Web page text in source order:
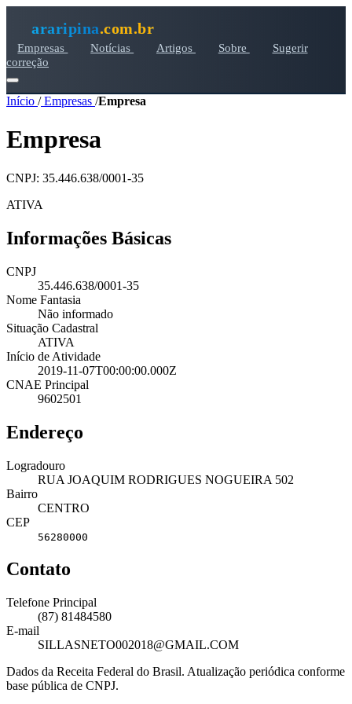
araripina.com.br
Empresas Notícias Artigos Sobre
Sugerir
correção
Início /Empresas /Empresa
Empresa
CNPJ: 35.446.638/0001-35
ATIVA
Informações Básicas
CNPJ
35.446.638/0001-35
Nome Fantasia
Não informado
Situação Cadastral
ATIVA
Início de Atividade
2019-11-07T00:00:00.000Z
CNAE Principal
9602501
Endereço
Logradouro
RUA JOAQUIM RODRIGUES NOGUEIRA 502
Bairro
CENTRO
CEP
56280000
Contato
Telefone Principal
(87) 81484580
E-mail
SILLASNETO002018@GMAIL.COM
Dados da Receita Federal do Brasil. Atualização periódica conforme
base pública de CNPJ.